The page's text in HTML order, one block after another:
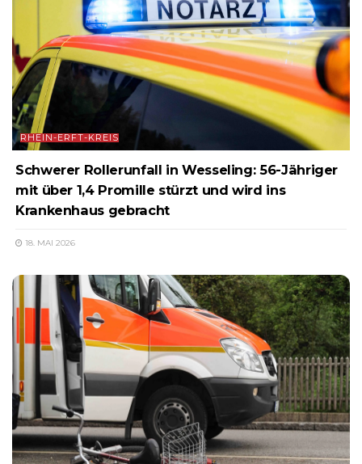
RHEIN-ERFT-KREIS
Schwerer Rollerunfall in Wesseling: 56-Jähriger
mit über 1,4 Promille stürzt und wird ins
Krankenhaus gebracht
18. MAI 2026